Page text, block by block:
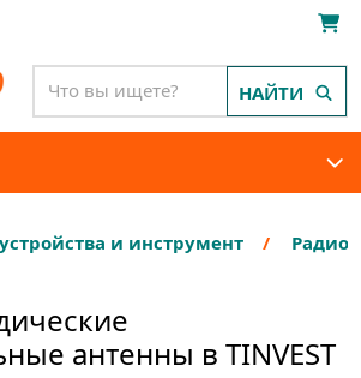
НАЙТИ
и инструмент
антенны в TINVEST